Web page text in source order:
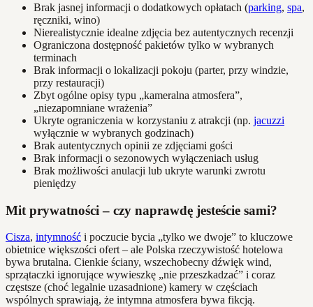
Brak jasnej informacji o dodatkowych opłatach (parking, spa,
ręczniki, wino)
Nierealistycznie idealne zdjęcia bez autentycznych recenzji
Ograniczona dostępność pakietów tylko w wybranych
terminach
Brak informacji o lokalizacji pokoju (parter, przy windzie,
przy restauracji)
Zbyt ogólne opisy typu „kameralna atmosfera”,
„niezapomniane wrażenia”
Ukryte ograniczenia w korzystaniu z atrakcji (np. jacuzzi
wyłącznie w wybranych godzinach)
Brak autentycznych opinii ze zdjęciami gości
Brak informacji o sezonowych wyłączeniach usług
Brak możliwości anulacji lub ukryte warunki zwrotu
pieniędzy
Mit prywatności – czy naprawdę jesteście sami?
Cisza, intymność i poczucie bycia „tylko we dwoje” to kluczowe
obietnice większości ofert – ale Polska rzeczywistość hotelowa
bywa brutalna. Cienkie ściany, wszechobecny dźwięk wind,
sprzątaczki ignorujące wywieszkę „nie przeszkadzać” i coraz
częstsze (choć legalnie uzasadnione) kamery w częściach
wspólnych sprawiają, że intymna atmosfera bywa fikcją.